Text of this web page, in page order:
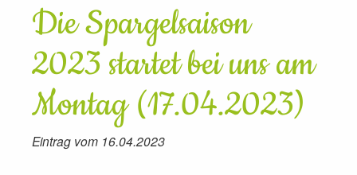
Die Spargelsaison
2023 startet bei uns am
Montag (17.04.2023)
Eintrag vom 16.04.2023